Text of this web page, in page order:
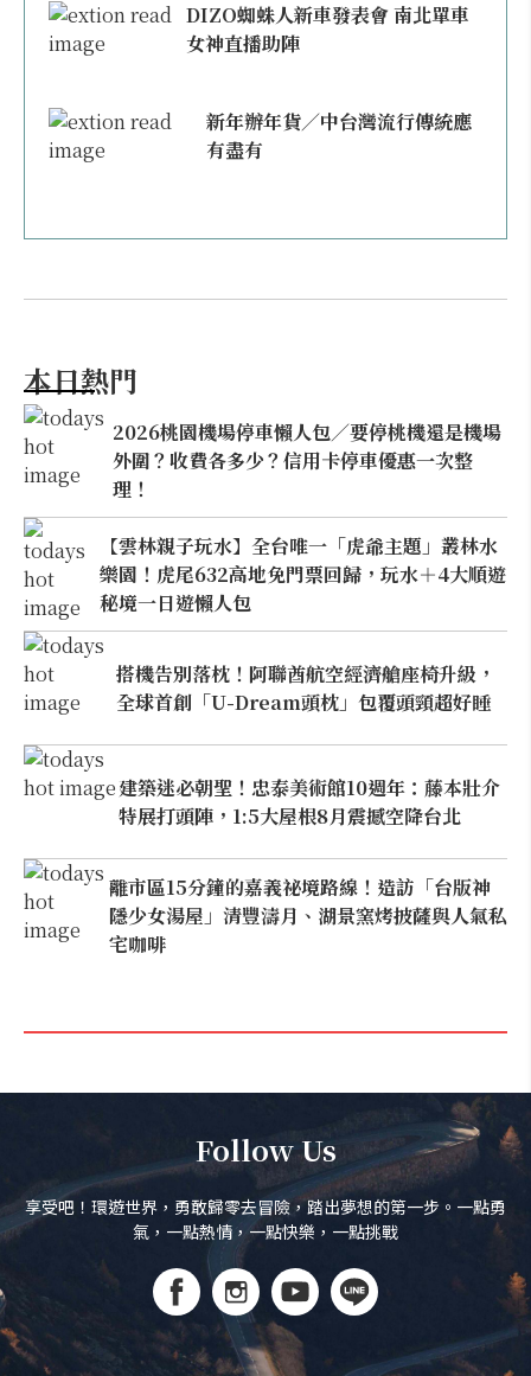
DIZO蜘蛛人新車發表會 南北單車
女神直播助陣
新年辦年貨／中台灣流行傳統應
有盡有
本日熱門
2026桃園機場停車懶人包／要停桃機還是機場
外圍？收費各多少？信用卡停車優惠一次整
理！
【雲林親子玩水】全台唯一「虎爺主題」叢林水
樂園！虎尾632高地免門票回歸，玩水＋4大順遊
秘境一日遊懶人包
搭機告別落枕！阿聯酋航空經濟艙座椅升級，
全球首創「U-Dream頭枕」包覆頭頸超好睡
建築迷必朝聖！忠泰美術館10週年：藤本壯介
特展打頭陣，1:5大屋根8月震撼空降台北
離市區15分鐘的嘉義祕境路線！造訪「台版神
隱少女湯屋」清豐濤月、湖景窯烤披薩與人氣私
宅咖啡
Follow Us
享受吧！環遊世界，勇敢歸零去冒險，踏出夢想的第一步。一點勇
氣，一點熱情，一點快樂，一點挑戰